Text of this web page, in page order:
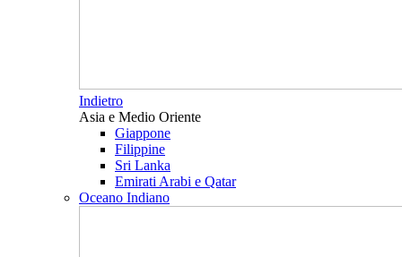
Indietro
Asia e Medio Oriente
Giappone
Filippine
Sri Lanka
Emirati Arabi e Qatar
Oceano Indiano